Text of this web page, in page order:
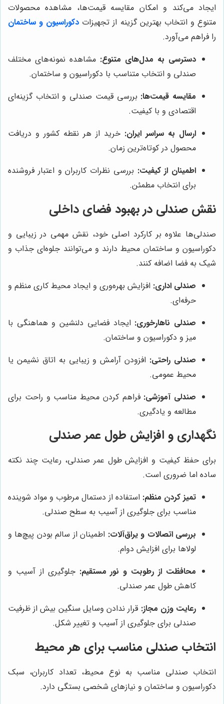
ایجاد می‌کند و امکان مقایسه قیمت‌ها، مشاهده محصولات
متنوع و انتخاب بهترین گزینه از تجهیزات دکوراسیون و ساختمان
را فراهم می‌آورد.
دسترسی به مدل‌های متنوع: مشاهده نمونه‌های مختلف
صندلی و انتخاب متناسب با دکوراسیون و ساختمان.
مقایسه قیمت‌ها: بررسی قیمت صندلی و انتخاب گزینه‌ای
اقتصادی و با کیفیت.
ارسال به سراسر ایران: خرید از هر نقطه کشور و دریافت
محصول در کوتاه‌ترین زمان.
اطمینان از کیفیت: بررسی نظرات کاربران و اعتبار فروشنده
برای انتخاب مطمئن.
نقش صندلی در بهبود فضای داخلی
صندلی‌ها علاوه بر کارکرد اصلی خود، نقش مهمی در زیبایی و
دکوراسیون و ساختمان محیط دارند و می‌توانند جلوه‌ای جذاب و
شیک به فضا اضافه کنند.
صندلی اداری: افزایش بهره‌وری و ایجاد محیط کاری منظم و
حرفه‌ای.
صندلی ناهارخوری: ایجاد فضایی دلنشین و هماهنگی با
میز و دکوراسیون و ساختمان.
صندلی راحتی: افزودن آرامش و زیبایی به اتاق نشیمن یا
محیط عمومی.
صندلی آموزشی: فراهم کردن محیط مناسب و راحت برای
مطالعه و یادگیری.
نگهداری و افزایش طول عمر صندلی
برای حفظ کیفیت و افزایش طول عمر صندلی، رعایت چند نکته
ساده اما ضروری است.
تمیز کردن منظم: استفاده از دستمال مرطوب و مواد شوینده
مناسب برای جلوگیری از آسیب به سطح صندلی.
بررسی اتصالات و یراق‌آلات: اطمینان از سالم بودن پیچ‌ها و
لولاها برای افزایش دوام.
محافظت از رطوبت و نور مستقیم: جلوگیری از آسیب و
کاهش طول عمر صندلی.
رعایت وزن مجاز: قرار ندادن وسایل سنگین بیش از ظرفیت
صندلی برای جلوگیری از آسیب و تغییر شکل.
انتخاب صندلی مناسب برای هر محیط
انتخاب صندلی مناسب به نوع محیط، تعداد کاربران، سبک
دکوراسیون و ساختمان و نیازهای شخصی بستگی دارد.